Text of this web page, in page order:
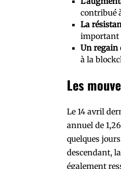
contribué
La
important
Un regain
à la
Les
Le 14 avril
annuel de
quelques
descendant,
également